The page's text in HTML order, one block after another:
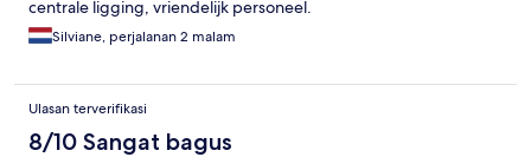
centrale ligging, vriendelijk personeel.
Silviane, perjalanan 2 malam
Ulasan terverifikasi
8/10 Sangat bagus